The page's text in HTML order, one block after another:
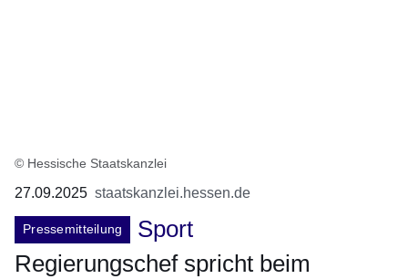
© Hessische Staatskanzlei
27.09.2025 staatskanzlei.hessen.de
Pressemitteilung
Sport
Regierungschef spricht beim